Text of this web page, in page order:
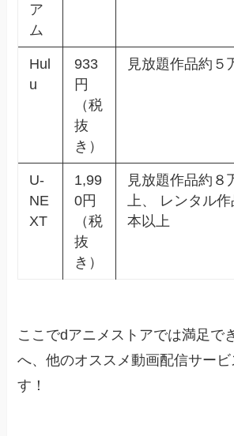
ア
ム
Hul
u
933
円
（税
抜
き）
見放題作品約５
U-
NE
XT
1,99
0円
（税
抜
き）
見放題作品約８
上、 レンタル
本以上
ここでdアニメストアでは満足で
へ、他のオススメ動画配信サービ
す！